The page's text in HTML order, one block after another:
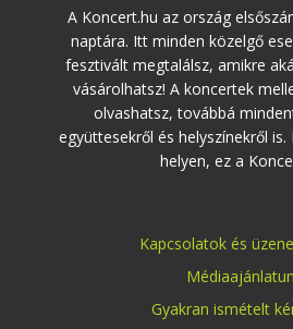
A Koncert.hu az ország
naptára. Itt minden közelgő
fesztivált megtalálsz, amikre
vásárolhatsz! A koncertek
olvashatsz, továbbá
együttesekről és helyszínekről
helyen, ez a
Kapcsolatok és
Gyakran ismételt